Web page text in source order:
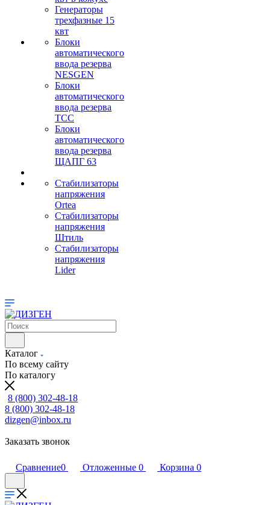
Генераторы
трехфазные 15
квт
Блоки
автоматического
ввода резерва
NESGEN
Блоки
автоматического
ввода резерва
ТСС
Блоки
автоматического
ввода резерва
ЩАПГ 63
Стабилизаторы
напряжения
Ortea
Стабилизаторы
напряжения
Штиль
Стабилизаторы
напряжения
Lider
Каталог
По всему сайту
По каталогу
8 (800) 302-48-18
8 (800) 302-48-18
dizgen@inbox.ru
Заказать звонок
Сравнение0 Отложенные 0 Корзина 0